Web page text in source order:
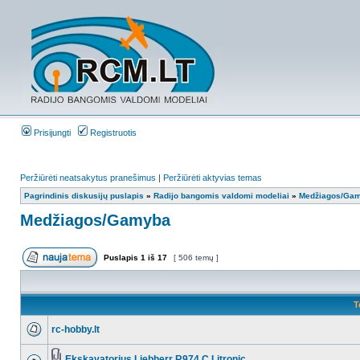
Prisijungti Registruotis
Peržiūrėti neatsakytus pranešimus | Peržiūrėti aktyvias temas
Pagrindinis diskusijų puslapis » Radijo bangomis valdomi modeliai » Medžiagos/
Medžiagos/Gamyba
Puslapis 1 iš 17 [ 506 temų ]
rc-hobby.lt